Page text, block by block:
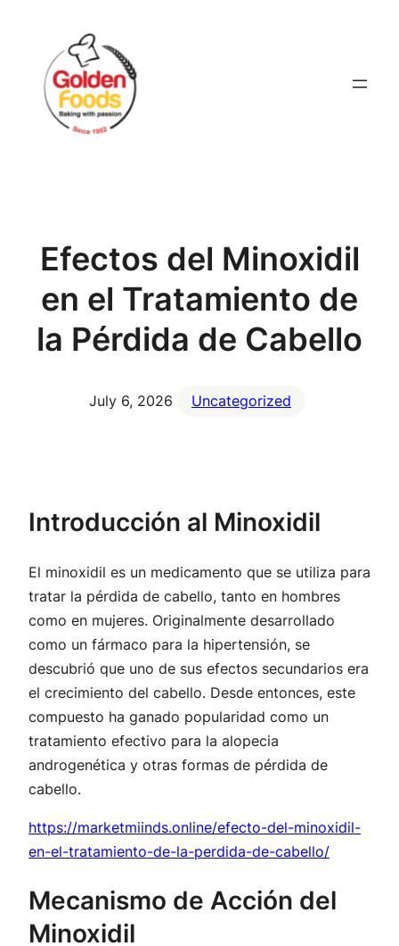
content
Efectos del Minoxidil
en el Tratamiento de
la Pérdida de Cabello
July 6, 2026 Uncategorized
Introducción al Minoxidil
El minoxidil es un medicamento que se utiliza para
tratar la pérdida de cabello, tanto en hombres
como en mujeres. Originalmente desarrollado
como un fármaco para la hipertensión, se
descubrió que uno de sus efectos secundarios era
el crecimiento del cabello. Desde entonces, este
compuesto ha ganado popularidad como un
tratamiento efectivo para la alopecia
androgenética y otras formas de pérdida de
cabello.
https://marketmiinds.online/efecto-del-minoxidil-
en-el-tratamiento-de-la-perdida-de-cabello/
Mecanismo de Acción del
Minoxidil